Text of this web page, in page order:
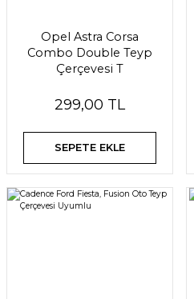
Opel Astra Corsa
Combo Double Teyp
Çerçevesi T
299,00 TL
SEPETE EKLE